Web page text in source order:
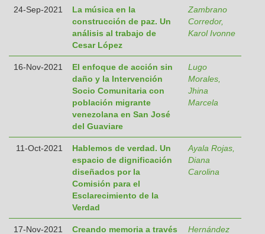
24-Sep-2021
La música en la
construcción de paz. Un
análisis al trabajo de
Cesar López
Zambrano
Corredor,
Karol Ivonne
16-Nov-2021
El enfoque de acción sin
daño y la Intervención
Socio Comunitaria con
población migrante
venezolana en San José
del Guaviare
Lugo
Morales,
Jhina
Marcela
11-Oct-2021
Hablemos de verdad. Un
espacio de dignificación
diseñados por la
Comisión para el
Esclarecimiento de la
Verdad
Ayala Rojas,
Diana
Carolina
17-Nov-2021
Creando memoria a través
Hernández